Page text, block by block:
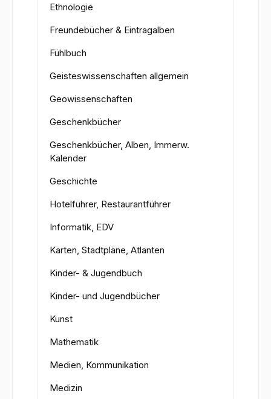
Ethnologie
Freundebücher & Eintragalben
Fühlbuch
Geisteswissenschaften allgemein
Geowissenschaften
Geschenkbücher
Geschenkbücher, Alben, Immerw.
Kalender
Geschichte
Hotelführer, Restaurantführer
Informatik, EDV
Karten, Stadtpläne, Atlanten
Kinder- & Jugendbuch
Kinder- und Jugendbücher
Kunst
Mathematik
Medien, Kommunikation
Medizin